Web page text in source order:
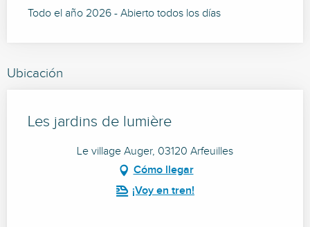
Todo el año 2026 - Abierto todos los días
Ubicación
Les jardins de lumière
Le village Auger, 03120 Arfeuilles
Cómo llegar
¡Voy en tren!